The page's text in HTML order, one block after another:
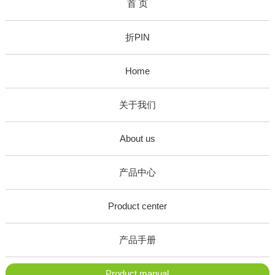
首 页
折PIN
Home
关于我们
About us
产品中心
Product center
产品手册